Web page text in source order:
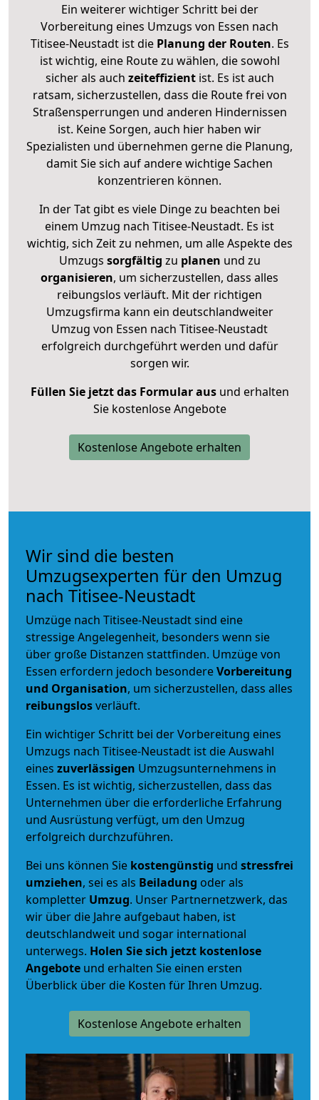
Ein weiterer wichtiger Schritt bei der
Vorbereitung eines Umzugs von Essen nach
Titisee-Neustadt ist diePlanung der Routen. Es
ist wichtig, eine Route zu wählen, die sowohl
sicher als auch zeiteffizientist. Es ist auch
ratsam, sicherzustellen, dass die Route frei von
Straßensperrungen und anderen Hindernissen
ist. Keine Sorgen, auch hier haben wir
Spezialisten und übernehmen gerne die Planung,
damit Sie sich auf andere wichtige Sachen
konzentrieren können.
In der Tat gibt es viele Dinge zu beachten bei
einem Umzug nach Titisee-Neustadt. Es ist
wichtig, sich Zeit zu nehmen, um alle Aspekte des
Umzugs sorgfältig zu planen und zu
organisieren, um sicherzustellen, dass alles
reibungslos verläuft. Mit der richtigen
Umzugsfirma kann ein deutschlandweiter
Umzug von Essen nach Titisee-Neustadt
erfolgreich durchgeführt werden und dafür
sorgen wir.
Füllen Sie jetzt das Formular ausund erhalten
Sie kostenlose Angebote
Kostenlose Angebote erhalten
Wir sind die besten
Umzugsexperten für den Umzug
nach Titisee-Neustadt
Umzüge nach Titisee-Neustadt sind eine
stressige Angelegenheit, besonders wenn sie
über große Distanzen stattfinden. Umzüge von
Essen erfordern jedoch besondereVorbereitung
und Organisation, um sicherzustellen, dass alles
reibungslosverläuft.
Ein wichtiger Schritt bei der Vorbereitung eines
Umzugs nach Titisee-Neustadt ist die Auswahl
eines zuverlässigen Umzugsunternehmens in
Essen. Es ist wichtig, sicherzustellen, dass das
Unternehmen über die erforderliche Erfahrung
und Ausrüstung verfügt, um den Umzug
erfolgreich durchzuführen.
Bei uns können Sie kostengünstig und stressfrei
umziehen, sei es als Beiladung oder als
kompletter Umzug. Unser Partnernetzwerk, das
wir über die Jahre aufgebaut haben, ist
deutschlandweit und sogar international
unterwegs. Holen Sie sich jetzt kostenlose
Angebote und erhalten Sie einen ersten
Überblick über die Kosten für Ihren Umzug.
Kostenlose Angebote erhalten